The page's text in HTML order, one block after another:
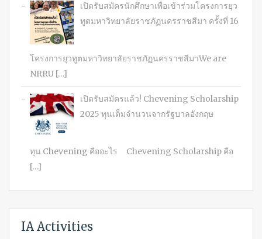
เปิดรับสมัครนักศึกษาเพื่อเข้าร่วมโครงการยุว
ทูตมหาวิทยาลัยราชภัฏนครราชสีมา ครั้งที่ 16
โครงการยุวทูตมหาวิทยาลัยราชภัฏนครราชสีมาWe are
NRRU […]
เปิดรับสมัครแล้ว! Chevening Scholarship
2025 ทุนเต็มจำนวนจากรัฐบาลอังกฤษ
ทุน Chevening คืออะไร Chevening Scholarship คือ
[…]
IA Activities